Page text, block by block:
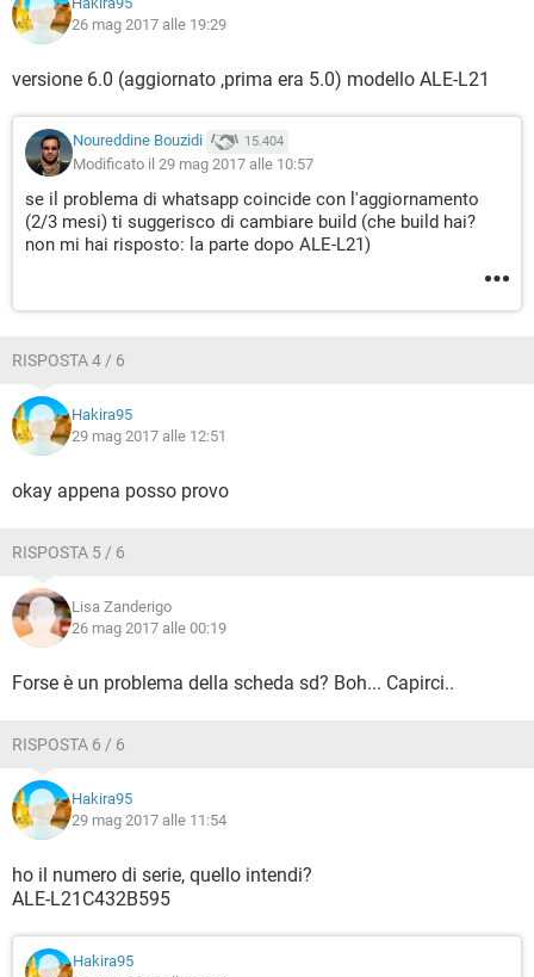
26 mag 2017 alle 19:29
versione 6.0 (aggiornato ,prima era 5.0) modello ALE-L21
Noureddine Bouzidi 15.404
Modificato il 29 mag 2017 alle 10:57
se il problema di whatsapp coincide con l'aggiornamento
(2/3 mesi) ti suggerisco di cambiare build (che build hai?
non mi hai risposto: la parte dopo ALE-L21)
RISPOSTA 4 / 6
Hakira95
29 mag 2017 alle 12:51
okay appena posso provo
RISPOSTA 5 / 6
Lisa Zanderigo
26 mag 2017 alle 00:19
Forse è un problema della scheda sd? Boh... Capirci..
RISPOSTA 6 / 6
Hakira95
29 mag 2017 alle 11:54
ho il numero di serie, quello intendi?
ALE-L21C432B595
Hakira95